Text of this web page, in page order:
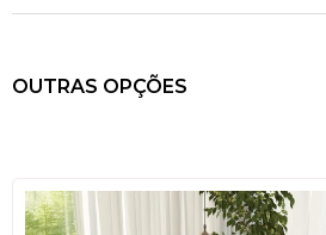
OUTRAS OPÇÕES